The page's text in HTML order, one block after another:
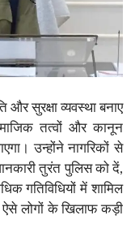
और सुरक्षा व्यवस्था बनाए
तत्वों और कानून
उन्होंने नागरिकों से
तुरंत पुलिस को दें,
गतिविधियों में शामिल
ऐसे लोगों के खिलाफ कड़ी